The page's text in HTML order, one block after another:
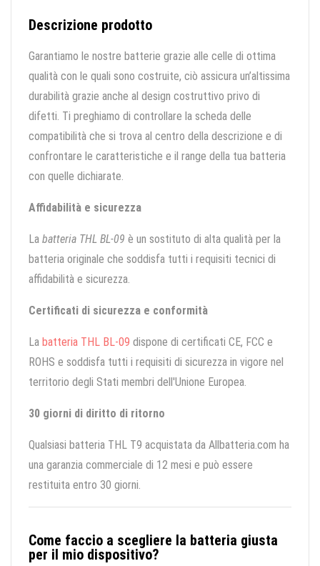
Descrizione prodotto
Garantiamo le nostre batterie grazie alle celle di ottima
qualità con le quali sono costruite, ciò assicura un’altissima
durabilità grazie anche al design costruttivo privo di
difetti. Ti preghiamo di controllare la scheda delle
compatibilità che si trova al centro della descrizione e di
confrontare le caratteristiche e il range della tua batteria
con quelle dichiarate.
Affidabilità e sicurezza
La batteria THL BL-09 è un sostituto di alta qualità per la
batteria originale che soddisfa tutti i requisiti tecnici di
affidabilità e sicurezza.
Certificati di sicurezza e conformità
La batteria THL BL-09 dispone di certificati CE, FCC e
ROHS e soddisfa tutti i requisiti di sicurezza in vigore nel
territorio degli Stati membri dell'Unione Europea.
30 giorni di diritto di ritorno
Qualsiasi batteria THL T9 acquistata da Allbatteria.com ha
una garanzia commerciale di 12 mesi e può essere
restituita entro 30 giorni.
Come faccio a scegliere la batteria giusta
per il mio dispositivo?